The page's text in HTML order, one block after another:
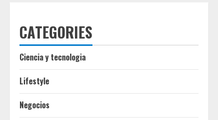
CATEGORIES
Ciencia y tecnologia
Lifestyle
Negocios